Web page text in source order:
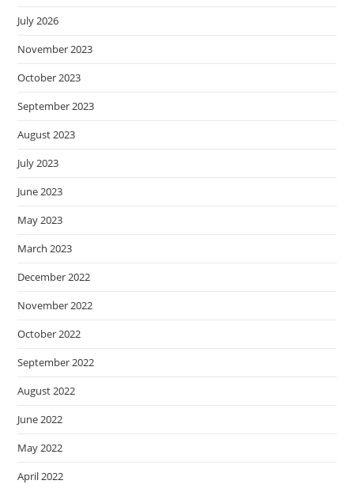
July 2026
November 2023
October 2023
September 2023
August 2023
July 2023
June 2023
May 2023
March 2023
December 2022
November 2022
October 2022
September 2022
August 2022
June 2022
May 2022
April 2022